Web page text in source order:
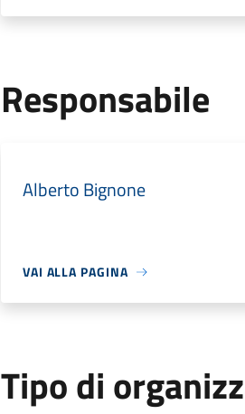
Responsabile
Alberto Bignone
VAI ALLA PAGINA
Tipo di